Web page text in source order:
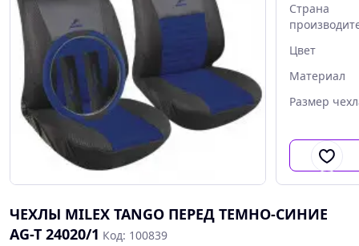
Страна
Цвет
Материал
Размер
ЧЕХЛЫ MILEX TANGO ПЕРЕД ТЕМНО-СИНИЕ
AG-T 24020/1 Код: 100839